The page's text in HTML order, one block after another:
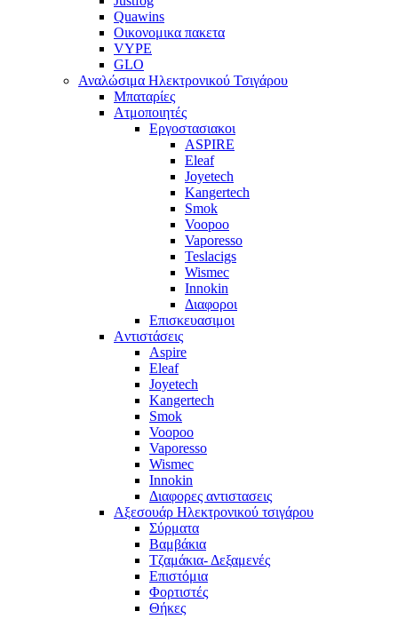
Quawins
Οικονομικα πακετα
VYPE
GLO
Αναλώσιμα Ηλεκτρονικού Τσιγάρου
Μπαταρίες
Ατμοποιητές
Εργοστασιακοι
ΑSPIRE
Eleaf
Joyetech
Kangertech
Smok
Voopoo
Vaporesso
Teslacigs
Wismec
Innokin
Διαφοροι
Επισκευασιμοι
Aντιστάσεις
Aspire
Eleaf
Joyetech
Kangertech
Smok
Voopoo
Vaporesso
Wismec
Ιnnokin
Διαφορες αντιστασεις
Αξεσουάρ Ηλεκτρονικού τσιγάρου
Σύρματα
Βαμβάκια
Τζαμάκια- Δεξαμενές
Επιστόμια
Φορτιστές
Θήκες